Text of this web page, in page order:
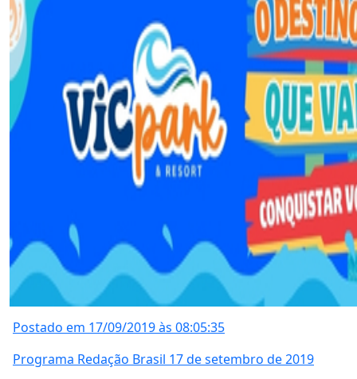
Postado em 17/09/2019 às 08:05:35
Programa Redação Brasil 17 de setembro de 2019